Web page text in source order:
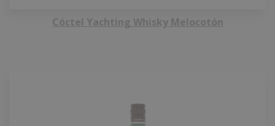
Cóctel Yachting Whisky Melocotón